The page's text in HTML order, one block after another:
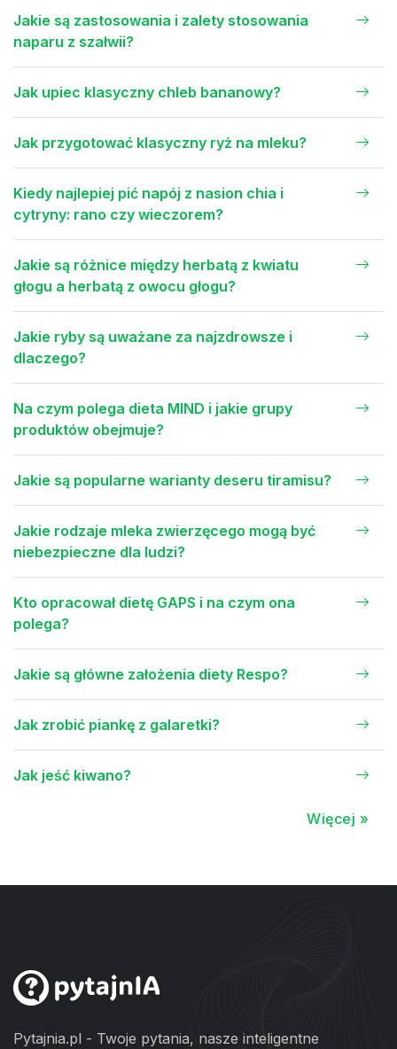
Jakie są zastosowania i zalety stosowania
naparu z szałwii?
Jak upiec klasyczny chleb bananowy?
Jak przygotować klasyczny ryż na mleku?
Kiedy najlepiej pić napój z nasion chia i
cytryny: rano czy wieczorem?
Jakie są różnice między herbatą z kwiatu
głogu a herbatą z owocu głogu?
Jakie ryby są uważane za najzdrowsze i
dlaczego?
Na czym polega dieta MIND i jakie grupy
produktów obejmuje?
Jakie są popularne warianty deseru tiramisu?
Jakie rodzaje mleka zwierzęcego mogą być
niebezpieczne dla ludzi?
Kto opracował dietę GAPS i na czym ona
polega?
Jakie są główne założenia diety Respo?
Jak zrobić piankę z galaretki?
Jak jeść kiwano?
Więcej »
Pytajnia.pl - Twoje pytania, nasze inteligentne